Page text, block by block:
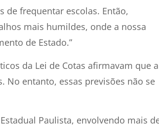
de frequentar escolas. Então,
mais humildes, onde a nossa
de Estado.”
da Lei de Cotas afirmavam que a
No entanto, essas previsões não se
Paulista, envolvendo mais